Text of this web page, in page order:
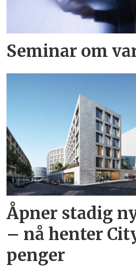
Seminar om
Åpner stadig
– nå henter
penger